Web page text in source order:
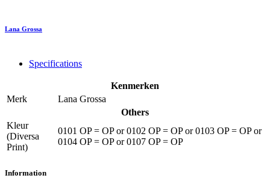
Lana Grossa
Specifications
Kenmerken
Merk
Lana Grossa
Others
Kleur
(Diversa
Print)
0101 OP = OPor0102 OP = OPor0103 OP = OPor
0104 OP = OPor0107 OP = OP
Information